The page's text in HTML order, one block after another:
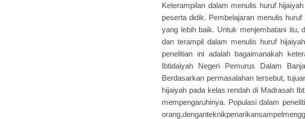
Keterampilan dalam menulis huruf
peserta didik. Pembelajaran menulis
yang lebih baik. Untuk menjembatani itu,
dan terampil dalam menulis huruf
penelitian ini adalah bagaimanakah
Ibtidaiyah Negeri Pemurus Dalam
Berdasarkan permasalahan tersebut,
hijaiyah pada kelas rendah di Madrasah
mempengaruhinya. Populasi dalam